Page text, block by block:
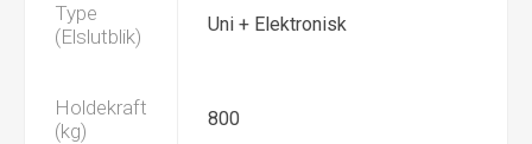
Type
(Elslutblik)
Uni + Elektronisk
Holdekraft
(kg)
800